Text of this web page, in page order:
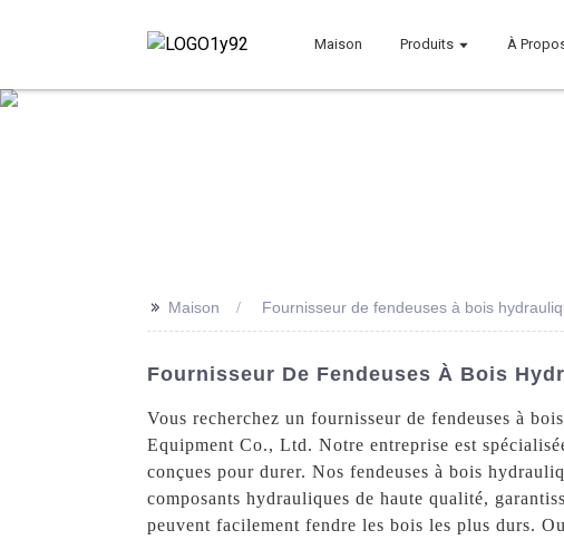
Maison Produits À
>> Maison Fournisseur de fendeuses à bois
Fournisseur De Fendeuses À Bois
Vous recherchez un fournisseur de fendeuses à
Equipment Co., Ltd. Notre entreprise est
conçues pour durer. Nos fendeuses à bois
composants hydrauliques de haute qualité,
peuvent facilement fendre les bois les plus durs.